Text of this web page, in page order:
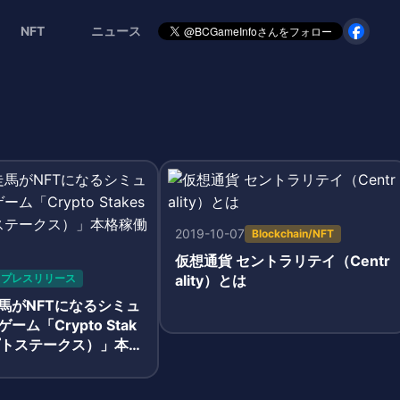
NFT ニュース
プレスリリース
がNFTになるシミュ
ーム「Crypto Stak
ステークス）」本格
2019-10-07 Blockchain/NFT
仮想通貨 セントラリテイ（Centr
ality）とは